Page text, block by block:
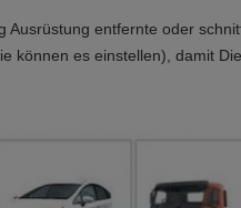
Ausrüstung entfernte oder
können es einstellen), damit